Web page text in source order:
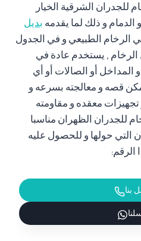
للجدران الشرقية الخيار
الدمام و ذلك لما يقدمه بديل
الرخام الطبيعي و في الجدول
الرخام , يستخدم عادة في
المداخل أو الصالات أو أي
قصه و معالجته بسرعه و
معقده و مقاومته
للجدران الظهران مناسبا
التي حولها و للحصول عليه
بنا